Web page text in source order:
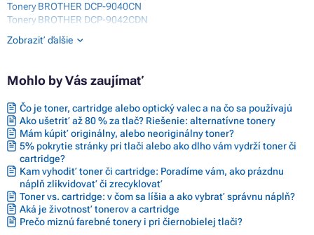
Tonery BROTHER DCP-9040CN
Tonery BROTHER DCP-9042CDN
Tonery BROTHER DCP-9042CN
Tonery BROTHER DCP-9045CDN
Tonery BROTHER HL-4040CDNLT
Tonery BROTHER HL-4040CN
Tonery BROTHER HL-4050CDN
Tonery BROTHER HL-4050CDNLT
Tonery BROTHER HL-4050CLT
Tonery BROTHER HL-4070CDW
Tonery BROTHER MFC-9440CDW
Tonery BROTHER MFC-9440CN
Tonery BROTHER MFC-9445CDN
Tonery BROTHER MFC-9450 SERIES
Tonery BROTHER MFC-9450CDN
Tonery BROTHER MFC-9450CLT
Zobraziť ďalšie
Mohlo by Vás zaujímať
Čo je toner, cartridge alebo optický valec a na čo sa používajú
Ako ušetriť až 80 % za tlač? Riešenie: alternatívne tonery
Mám kúpiť originálny, alebo neoriginálny toner?
5% pokrytie stránky pri tlači alebo ako dlho vám vydrží toner či
cartridge?
Kam vyhodiť toner či cartridge: Poradíme vám, ako prázdnu
náplň zlikvidovať či zrecyklovať
Toner vs. cartridge: v čom sa líšia a ako vybrať správnu náplň?
Aká je životnosť tonerov a cartridge
Prečo miznú farebné tonery i pri čiernobielej tlači?